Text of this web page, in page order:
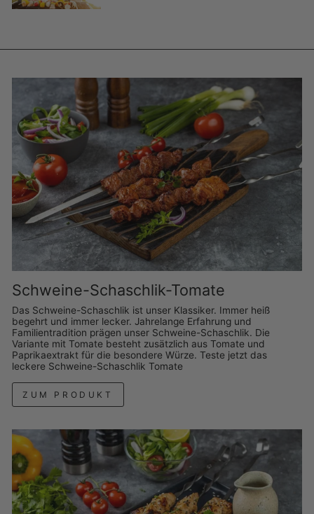
Schweine-Schaschlik-Tomate
Das Schweine-Schaschlik ist unser Klassiker. Immer heiß
begehrt und immer lecker. Jahrelange Erfahrung und
Familientradition prägen unser Schweine-Schaschlik. Die
Variante mit Tomate besteht zusätzlich aus Tomate und
Paprikaextrakt für die besondere Würze. Teste jetzt das
leckere Schweine-Schaschlik Tomate
ZUM PRODUKT